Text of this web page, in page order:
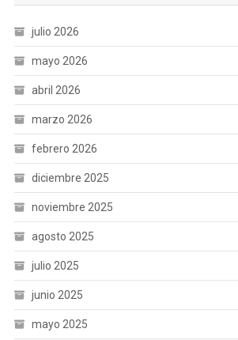
julio 2026
mayo 2026
abril 2026
marzo 2026
febrero 2026
diciembre 2025
noviembre 2025
agosto 2025
julio 2025
junio 2025
mayo 2025